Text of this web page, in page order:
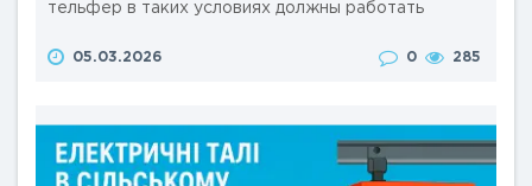
тельфер в таких условиях должны работать
безопасность персонала. Ошибка при выборе
учитывать конструкцию, технические
характеристики и условия эксплуатации. &..
05.03.2026 0 285